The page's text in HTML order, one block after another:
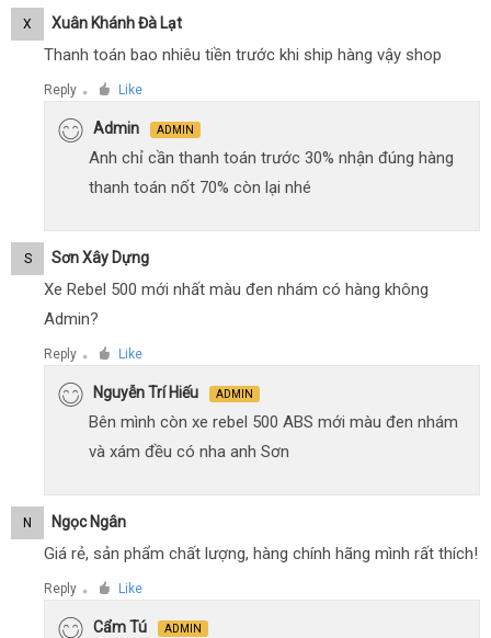
X Xuân Khánh Đà Lạt
Thanh toán bao nhiêu tiền trước khi ship hàng vậy shop
Reply ● Like
Admin ADMIN
Anh chỉ cần thanh toán trước 30% nhận đúng hàng
thanh toán nốt 70% còn lại nhé
S Sơn Xây Dựng
Xe Rebel 500 mới nhất màu đen nhám có hàng không
Admin?
Reply ● Like
Nguyễn Trí Hiếu ADMIN
Bên mình còn xe rebel 500 ABS mới màu đen nhám
và xám đều có nha anh Sơn
N Ngọc Ngân
Giá rẻ, sản phẩm chất lượng, hàng chính hãng mình rất thích!
Reply ● Like
Cẩm Tú ADMIN